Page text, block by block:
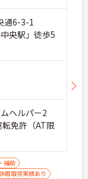
通6-3-1
央駅」徒歩5
ヘルパー2
免許（AT限
補助
暇取得実績あり